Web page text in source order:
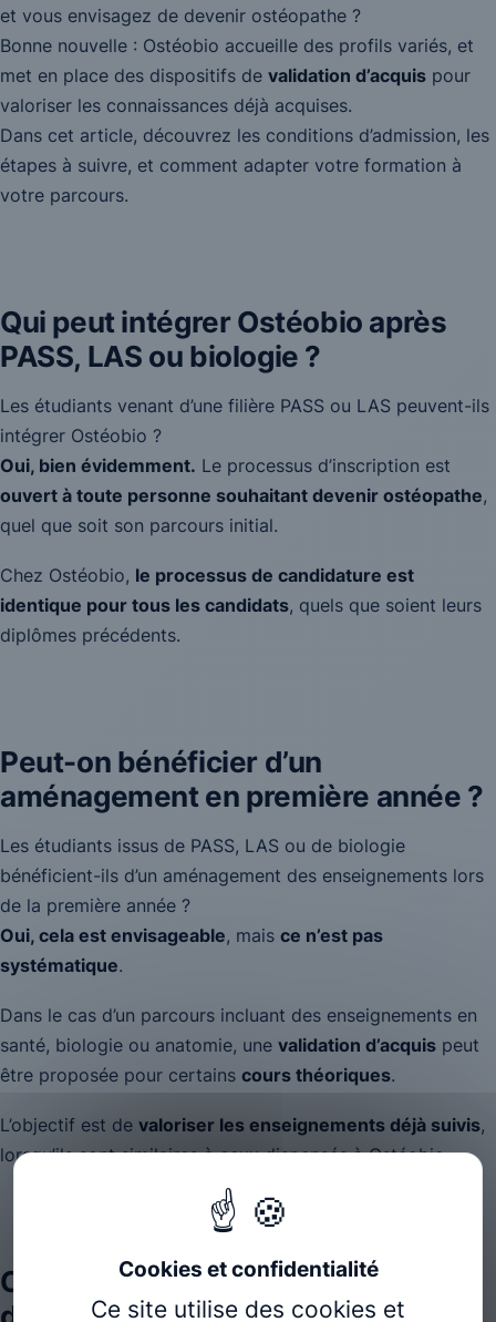
et vous envisagez de devenir ostéopathe ?
Bonne nouvelle : Ostéobio accueille des profils variés, et
met en place des dispositifs de validation d’acquis pour
valoriser les connaissances déjà acquises.
Dans cet article, découvrez les conditions d’admission, les
étapes à suivre, et comment adapter votre formation à
votre parcours.
Qui peut intégrer Ostéobio après
PASS, LAS ou biologie ?
Les étudiants venant d’une filière PASS ou LAS peuvent-ils
intégrer Ostéobio ?
Oui, bien évidemment. Le processus d’inscription est
ouvert à toute personne souhaitant devenir ostéopathe,
quel que soit son parcours initial.
Chez Ostéobio, le processus de candidature est
identique pour tous les candidats, quels que soient leurs
diplômes précédents.
Peut-on bénéficier d’un
aménagement en première année ?
Les étudiants issus de PASS, LAS ou de biologie
bénéficient-ils d’un aménagement des enseignements lors
de la première année ?
Oui, cela est envisageable, mais ce n’est pas
systématique.
Dans le cas d’un parcours incluant des enseignements en
santé, biologie ou anatomie, une validation d’acquis peut
être proposée pour certains cours théoriques.
L’objectif est de valoriser les enseignements déjà suivis,
lorsqu’ils sont similaires à ceux dispensés à Ostéobio.
Comment demander une validation
Ce site utilise des cookies et